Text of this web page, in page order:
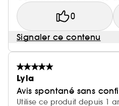
0
Signaler ce contenu
Lyla
Avis spontané sans
Utilise ce produit depuis 1